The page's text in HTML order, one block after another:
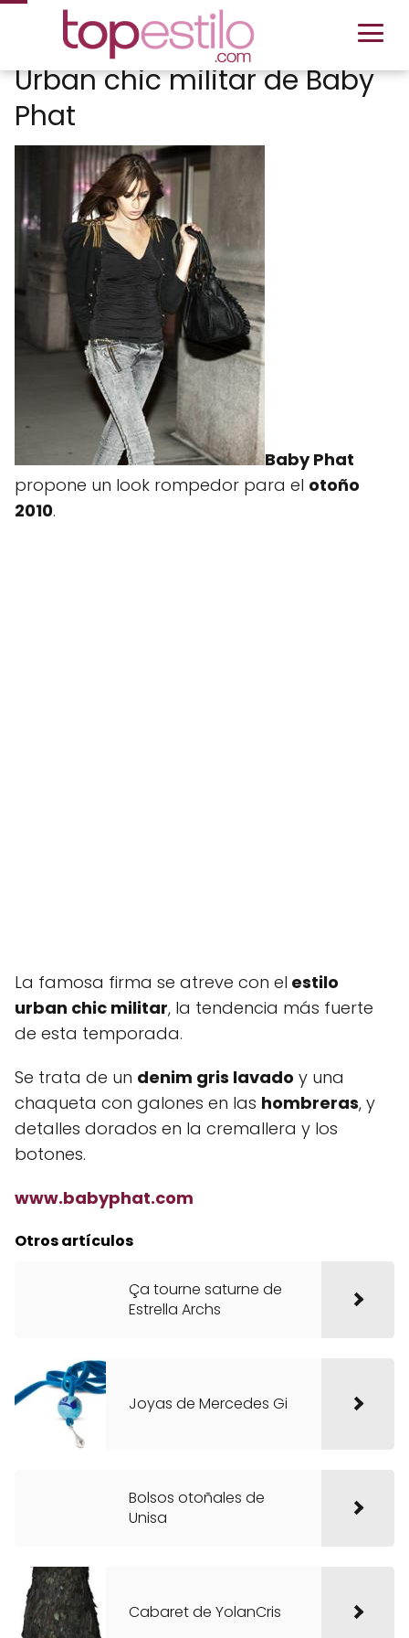
Urban chic militar de Baby
Phat
BabyPhat
propone un look rompedor para el otoño
2010.
La famosa firma se atreve con el estilo
urban chic militar, la tendencia más fuerte
de esta temporada.
Se trata de un denim gris lavado y una
chaqueta con galones en las hombreras, y
detalles dorados en la cremallera y los
botones.
www.babyphat.com
Otros artículos
Ça tourne saturne de
Estrella Archs
Joyas de Mercedes Gi
Bolsos otoñales de
Unisa
Cabaret de YolanCris